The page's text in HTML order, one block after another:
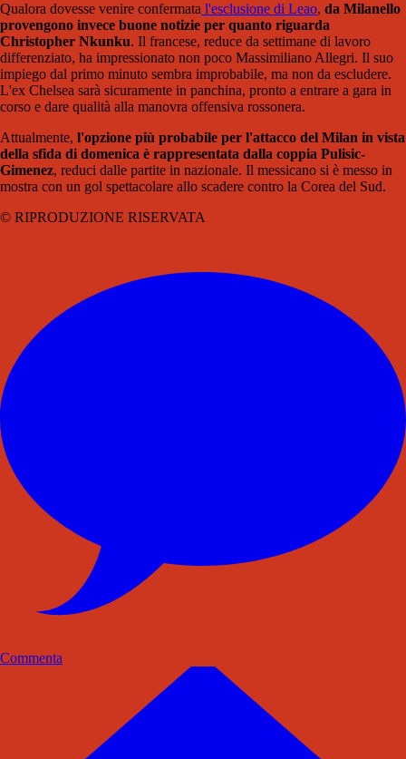
Qualora dovesse venire confermata l'esclusione di Leao, da Milanello
provengono invece buone notizie per quanto riguarda
Christopher Nkunku. Il francese, reduce da settimane di lavoro
differenziato, ha impressionato non poco Massimiliano Allegri. Il suo
impiego dal primo minuto sembra improbabile, ma non da escludere.
L'ex Chelsea sarà sicuramente in panchina, pronto a entrare a gara in
corso e dare qualità alla manovra offensiva rossonera.
Attualmente, l'opzione più probabile per l'attacco del Milan in vista
della sfida di domenica è rappresentata dalla coppia Pulisic-
Gimenez, reduci dalle partite in nazionale. Il messicano si è messo in
mostra con un gol spettacolare allo scadere contro la Corea del Sud.
© RIPRODUZIONE RISERVATA
Commenta